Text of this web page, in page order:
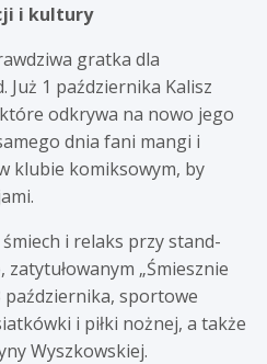
i kultury
gratka dla
Już 1 października Kalisz
odkrywa na nowo jego
dnia fani mangi i
klubie komiksowym, by
i relaks przy stand-
„Śmiesznie
października, sportowe
i piłki nożnej, a także
Wyszkowskiej.